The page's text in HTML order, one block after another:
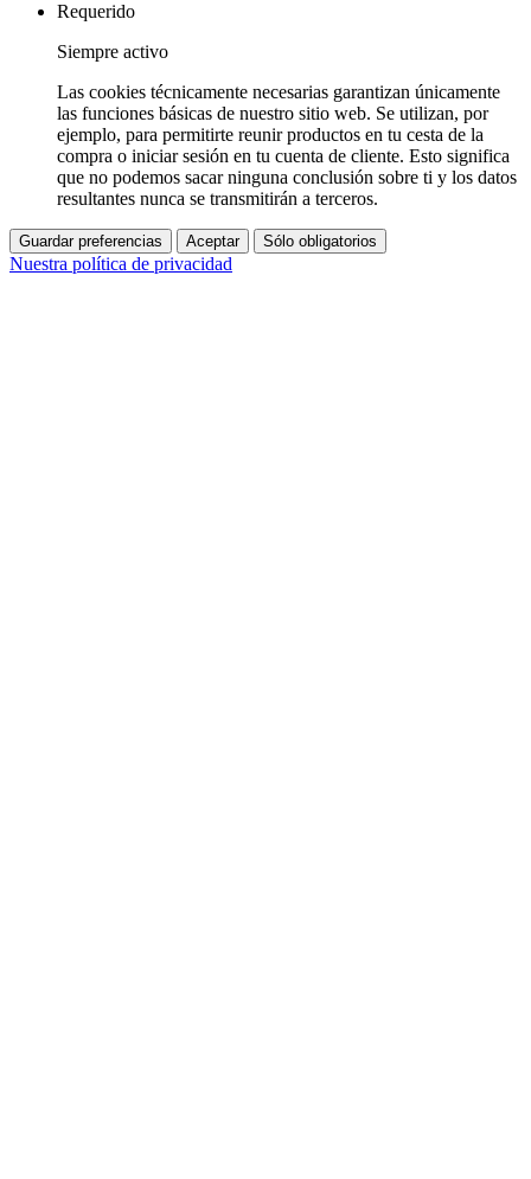
Requerido
Siempre activo
Las cookies técnicamente necesarias garantizan únicamente
las funciones básicas de nuestro sitio web. Se utilizan, por
ejemplo, para permitirte reunir productos en tu cesta de la
compra o iniciar sesión en tu cuenta de cliente. Esto significa
que no podemos sacar ninguna conclusión sobre ti y los datos
resultantes nunca se transmitirán a terceros.
Guardar preferencias Aceptar Sólo obligatorios
Nuestra política de privacidad